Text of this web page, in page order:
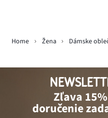
Home Žena Dámske
Zľava
doručenie